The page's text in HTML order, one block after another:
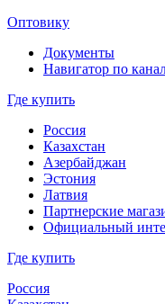
Оптовику
Документы
Навигатор по
Где купить
Россия
Казахстан
Азербайджан
Эстония
Латвия
Партнерские
Официальный
Где купить
Россия